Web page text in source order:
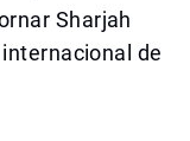
Sharjah
de